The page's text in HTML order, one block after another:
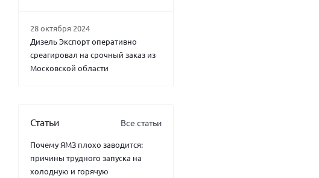
28 октября 2024
Дизель Экспорт оперативно
среагировал на срочный заказ из
Московской области
Статьи Все статьи
Почему ЯМЗ плохо заводится:
причины трудного запуска на
холодную и горячую